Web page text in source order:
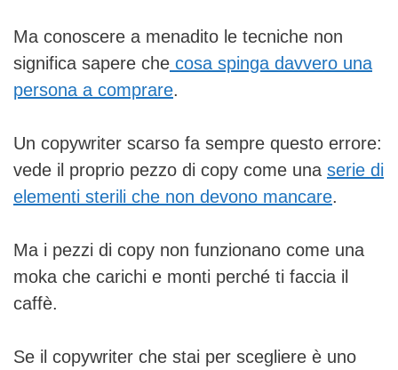
Ma conoscere a menadito le tecniche non
significa sapere che cosa spinga davvero una
persona a comprare.
Un copywriter scarso fa sempre questo errore:
vede il proprio pezzo di copy come una serie di
elementi sterili che non devono mancare.
Ma i pezzi di copy non funzionano come una
moka che carichi e monti perché ti faccia il
caffè.
Se il copywriter che stai per scegliere è uno